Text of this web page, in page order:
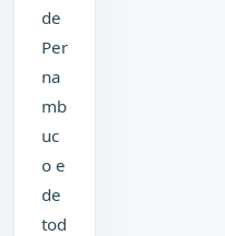
de
Per
na
mb
uc
o e
de
tod